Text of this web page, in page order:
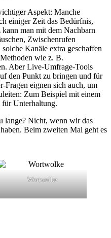
Aspekt: Manche
einiger Zeit das Bedürfnis,
man mit dem Nachbarn
Zwischenrufen
Kanäle extra geschaffen
wie z. B.
Aber Live-Umfrage-Tools
den Punkt zu bringen und für
Fragen eignen sich auch, um
Zum Beispiel mit einem
Unterhaltung.
lange? Nicht, wenn wir das
Beim zweiten Mal geht es
Wortwolke